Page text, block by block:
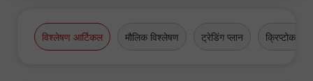
विश्लेषण आर्टिकल मौलिक विश्लेषण ट्रेडिंग प्लान क्रिप्टोकरेंसी